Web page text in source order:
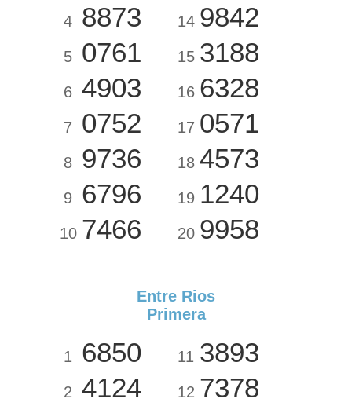
4 8873
5 0761
6 4903
7 0752
8 9736
9 6796
10 7466
14 9842
15 3188
16 6328
17 0571
18 4573
19 1240
20 9958
Entre Rios
Primera
1 6850
2 4124
11 3893
12 7378